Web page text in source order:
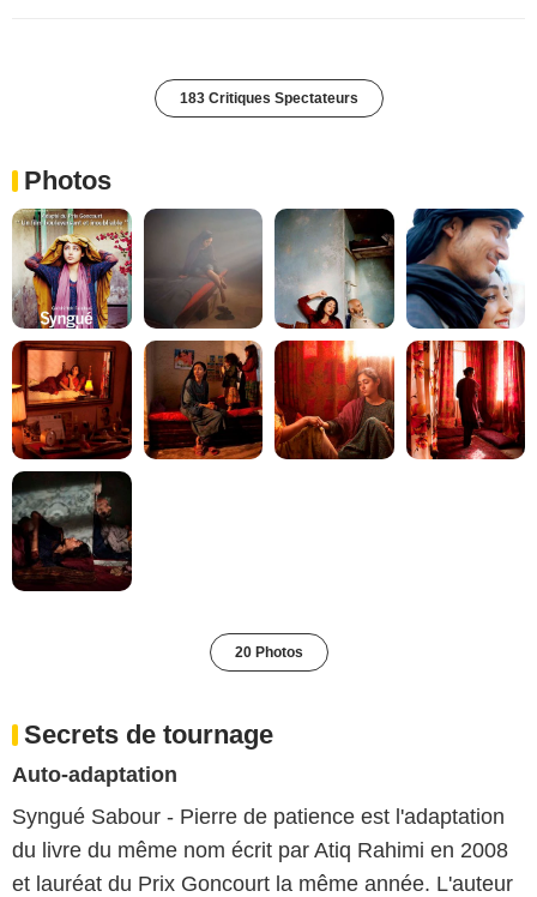
183 Critiques Spectateurs
Photos
20 Photos
Secrets de tournage
Auto-adaptation
Syngué Sabour - Pierre de patience est l'adaptation
du livre du même nom écrit par Atiq Rahimi en 2008
et lauréat du Prix Goncourt la même année. L'auteur